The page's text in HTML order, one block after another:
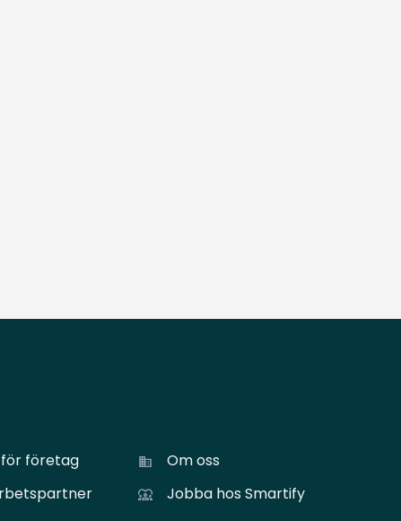
företag
Om oss
Jobba hos Smartify